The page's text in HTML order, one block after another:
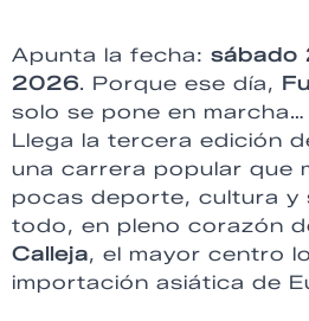
Apunta la fecha: sábado
2026. Porque ese día,
solo se pone en marcha…
Llega la tercera edición
una carrera popular que
pocas deporte, cultura y
todo, en pleno corazón
Calleja, el mayor centro
importación asiática de